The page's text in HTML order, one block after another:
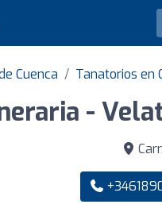
Cuenca Tanatorios en
-